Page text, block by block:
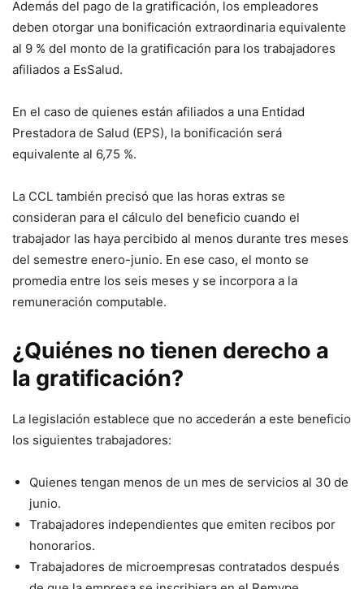
Además del pago de la gratificación, los empleadores
deben otorgar una bonificación extraordinaria equivalente
al 9 % del monto de la gratificación para los trabajadores
afiliados a EsSalud.
En el caso de quienes están afiliados a una Entidad
Prestadora de Salud (EPS), la bonificación será
equivalente al 6,75 %.
La CCL también precisó que las horas extras se
consideran para el cálculo del beneficio cuando el
trabajador las haya percibido al menos durante tres meses
del semestre enero-junio. En ese caso, el monto se
promedia entre los seis meses y se incorpora a la
remuneración computable.
¿Quiénes no tienen derecho a
la gratificación?
La legislación establece que no accederán a este beneficio
los siguientes trabajadores:
Quienes tengan menos de un mes de servicios al 30 de
junio.
Trabajadores independientes que emiten recibos por
honorarios.
Trabajadores de microempresas contratados después